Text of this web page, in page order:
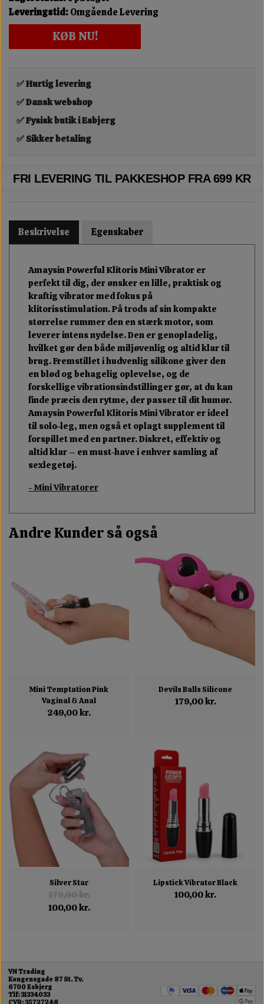
Leveringstid:Omgående Levering
KØB NU!
✅ Hurtig levering
✅ Dansk webshop
✅ Fysisk butik i Esbjerg
✅ Sikker betaling
FRI LEVERING TIL PAKKESHOP FRA 699 KR
Beskrivelse Egenskaber
Amaysin Powerful Klitoris Mini Vibrator er
perfekt til dig, der ønsker en lille, praktisk og
kraftig vibrator med fokus på
klitorisstimulation. På trods af sin kompakte
størrelse rummer den en stærk motor, som
leverer intens nydelse. Den er genopladelig,
hvilket gør den både miljøvenlig og altid klar til
brug. Fremstillet i hudvenlig silikone giver den
en blød og behagelig oplevelse, og de
forskellige vibrationsindstillinger gør, at du kan
finde præcis den rytme, der passer til dit humør.
Amaysin Powerful Klitoris Mini Vibrator er ideel
til solo-leg, men også et oplagt supplement til
forspillet med en partner. Diskret, effektiv og
altid klar – en must-have i enhver samling af
sexlegetøj.
- Mini Vibratorer
Andre Kunder så også
Mini Temptation Pink
Vaginal & Anal
249,00 kr.
Devils Balls Silicone
179,00 kr.
Silver Star
179,00 kr.
100,00 kr.
Lipstick Vibrator Black
100,00 kr.
VN Trading
Kongensgade 87 St. Tv.
6700 Esbjerg
Tlf: 31334033
CVR: 35727248